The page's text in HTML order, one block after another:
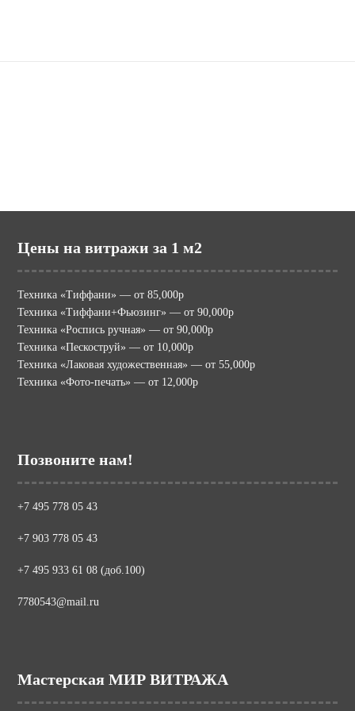
Цены на витражи за 1 м2
Техника «Тиффани» — от 85,000р
Техника «Тиффани+Фьюзинг» — от 90,000р
Техника «Роспись ручная» — от 90,000р
Техника «Пескоструй» — от 10,000р
Техника «Лаковая художественная» — от 55,000р
Техника «Фото-печать» — от 12,000р
Позвоните нам!
+7 495 778 05 43
+7 903 778 05 43
+7 495 933 61 08 (доб.100)
7780543@mail.ru
Мастерская МИР ВИТРАЖА